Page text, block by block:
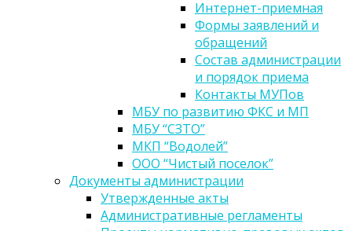
Интернет-приемная
Формы заявлений и
обращений
Состав администрации
и порядок приема
Контакты МУПов
МБУ по развитию ФКС и МП
МБУ “СЗТО”
МКП “Водолей”
ООО “Чистый поселок”
Документы администрации
Утвержденные акты
Административные регламенты